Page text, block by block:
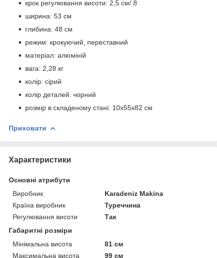
крок регулювання висоти: 2,5 см/ 8
ширина: 53 см
глибина: 48 см
режим: крокуючий, переставний
матеріал: алюміній
вага: 2,28 кг
колір: сірий
колір деталей: чорний
розмір в складеному стані: 10x55x82 см
Приховати
Характеристики
Основні атрибути
Виробник
Karadeniz Makina
Країна виробник
Туреччина
Регулювання висоти
Так
Габаритні розміри
Мінімальна висота
81 см
Максимальна висота
99 см